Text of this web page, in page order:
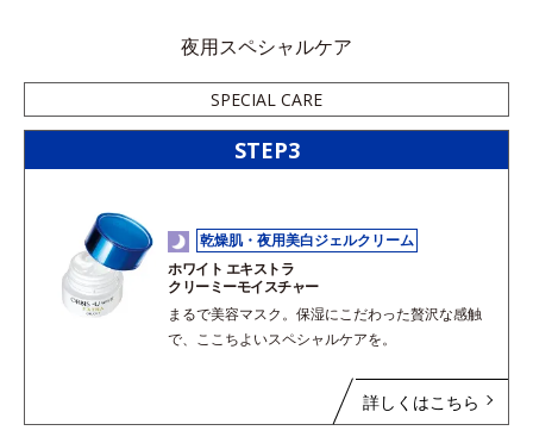
夜用スペシャルケア
SPECIAL CARE
STEP3
乾燥肌・夜用美白ジェルクリーム
ホワイト エキストラ
クリーミーモイスチャー
まるで美容マスク。保湿にこだわった贅沢な感触
で、ここちよいスペシャルケアを。
詳しくはこちら